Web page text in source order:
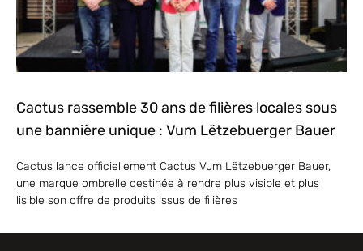
Cactus rassemble 30 ans de filières locales sous
une bannière unique : Vum Lëtzebuerger Bauer
Cactus lance officiellement Cactus Vum Lëtzebuerger Bauer,
une marque ombrelle destinée à rendre plus visible et plus
lisible son offre de produits issus de filières